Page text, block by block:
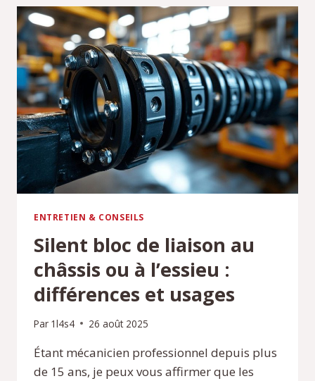
À
PARTICULES
308
:
SIGNES
À
SURVEILLER
ENTRETIEN & CONSEILS
Silent bloc de liaison au
châssis ou à l’essieu :
différences et usages
Par 1l4s4 26 août 2025
Étant mécanicien professionnel depuis plus
de 15 ans, je peux vous affirmer que les